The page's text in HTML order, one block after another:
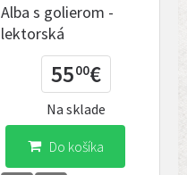
Alba s golierom -
lektorská
5500€
Do košíka
Na sklade